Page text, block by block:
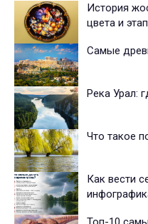
История
цвета и
Самые
Река Урал:
Что такое
Как вести